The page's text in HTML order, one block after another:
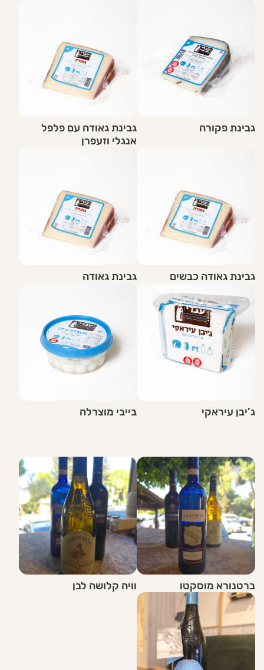
גבינת פקורה
גבינת גאודה עם פלפל
אנגלי וזעפרן
גבינת גאודה כבשים גבינת גאודה
ג’יבן עיראקי בייבי מוצרלה
ברטנורא מוסקטו וויה קלושה לבן